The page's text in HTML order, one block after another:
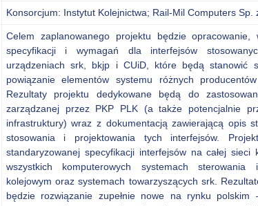
Konsorcjum: Instytut Kolejnictwa; Rail-Mil Computers Sp.
Celem zaplanowanego projektu będzie
specyfikacji i wymagań dla interfejsów
urządzeniach srk, bkjp i CUiD, które będą stanowić
powiązanie elementów systemu różnych
Rezultaty projektu dedykowane będą do
zarządzanej przez PKP PLK (a także potencjalnie
infrastruktury) wraz z dokumentacją zawierającą opis
stosowania i projektowania tych interfejsów.
standaryzowanej specyfikacji interfejsów na całej sieci
wszystkich komputerowych systemach
kolejowym oraz systemach towarzyszących srk.
będzie rozwiązanie zupełnie nowe na rynku